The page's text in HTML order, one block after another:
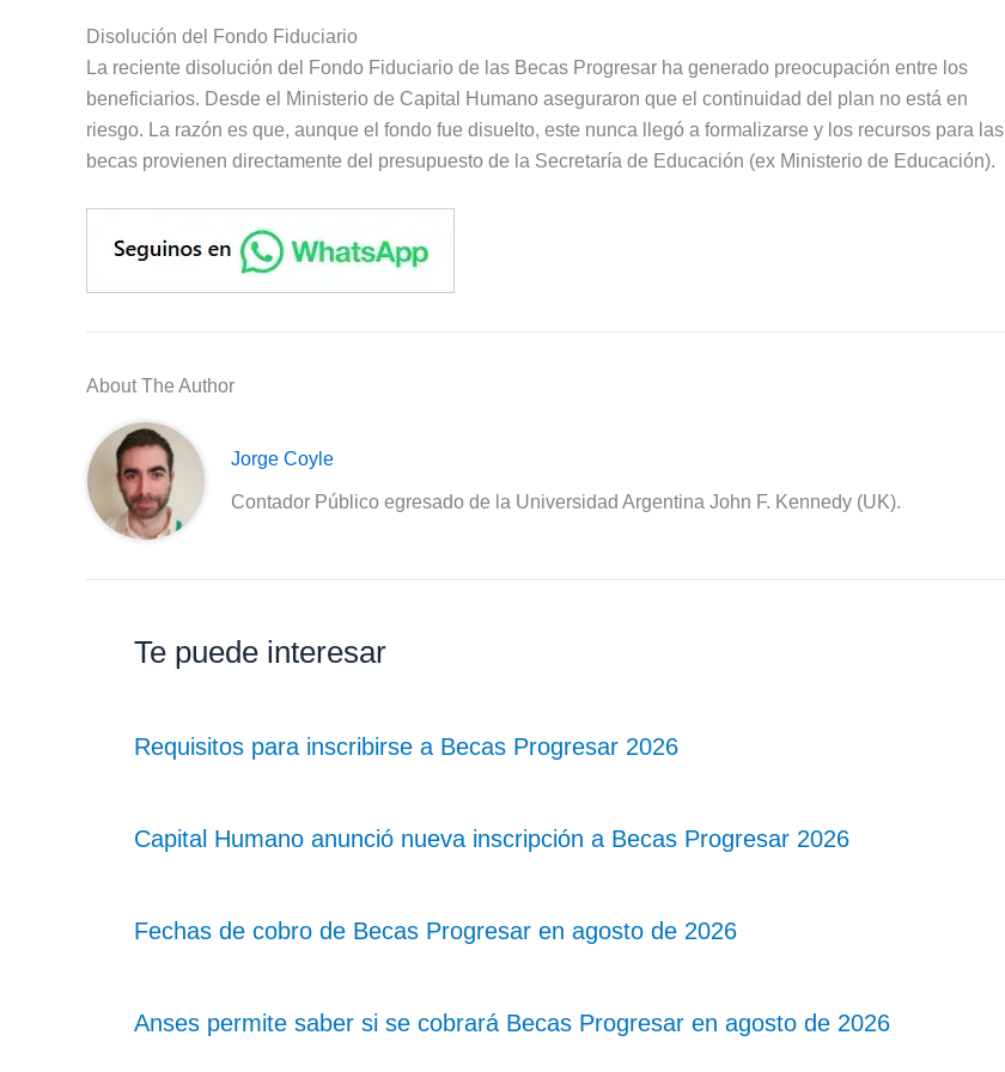
Disolución del Fondo Fiduciario
La reciente disolución del Fondo Fiduciario de las Becas Progresar ha generado preocupación entre los
beneficiarios. Desde el Ministerio de Capital Humano aseguraron que el continuidad del plan no está en
riesgo. La razón es que, aunque el fondo fue disuelto, este nunca llegó a formalizarse y los recursos para las
becas provienen directamente del presupuesto de la Secretaría de Educación (ex Ministerio de Educación).
About The Author
Jorge Coyle
Contador Público egresado de la Universidad Argentina John F. Kennedy (UK).
Te puede interesar
Requisitos para inscribirse a Becas Progresar 2026
Capital Humano anunció nueva inscripción a Becas Progresar 2026
Fechas de cobro de Becas Progresar en agosto de 2026
Anses permite saber si se cobrará Becas Progresar en agosto de 2026